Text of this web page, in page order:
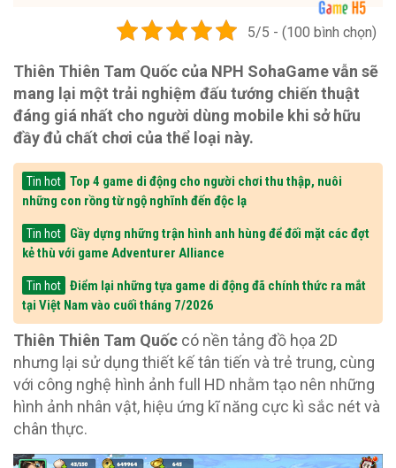
5/5 - (100 bình chọn)
Thiên Thiên Tam Quốc của NPH SohaGame vẫn sẽ
mang lại một trải nghiệm đấu tướng chiến thuật
đáng giá nhất cho người dùng mobile khi sở hữu
đầy đủ chất chơi của thể loại này.
Tin hot
Top 4 game di động cho người chơi thu thập, nuôi
những con rồng từ ngộ nghĩnh đến độc lạ
Tin hot
Gầy dựng những trận hình anh hùng để đối mặt các đợt
kẻ thù với game Adventurer Alliance
Tin hot
Điểm lại những tựa game di động đã chính thức ra mắt
tại Việt Nam vào cuối tháng 7/2026
Thiên Thiên Tam Quốc có nền tảng đồ họa 2D
nhưng lại sử dụng thiết kế tân tiến và trẻ trung, cùng
với công nghệ hình ảnh full HD nhằm tạo nên những
hình ảnh nhân vật, hiệu ứng kĩ năng cực kì sắc nét và
chân thực.